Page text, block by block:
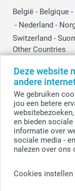
Deze website
andere
We gebruiken
jou een betere
en bieden
informatie over
sociale media -
nalezen over ons
Cookies instellen
België - Belgique -
- Nederland -
Switzerland -
Other Countries
© smartphoto
Alle prijzen zijn in